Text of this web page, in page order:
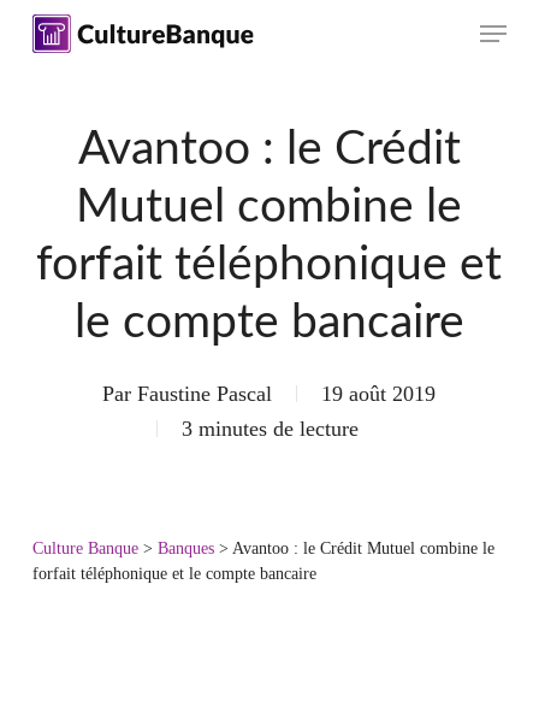
Skip
Menu
Avantoo : le Crédit
Mutuel combine le
forfait téléphonique et
le compte bancaire
Par Faustine Pascal
19 août 2019
3 minutes de lecture
Culture Banque> Banques> Avantoo : le Crédit Mutuel combine le
forfait téléphonique et le compte bancaire